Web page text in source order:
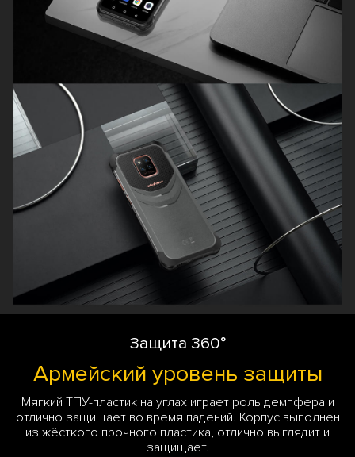
Защита 360°
Армейский уровень защиты
Мягкий ТПУ-пластик на углах играет роль демпфера и
отлично защищает во время падений. Корпус выполнен
из жёсткого прочного пластика, отлично выглядит и
защищает.